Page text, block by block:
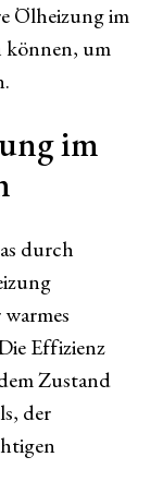
Ölheizung im
können, um
im
durch
Effizienz
Zustand
der